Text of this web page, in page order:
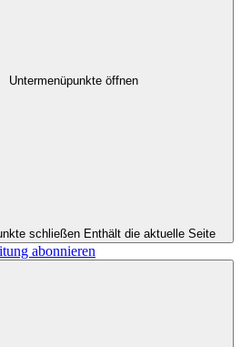
Untermenüpunkte öffnen
schließen Enthält die aktuelle Seite
abonnieren